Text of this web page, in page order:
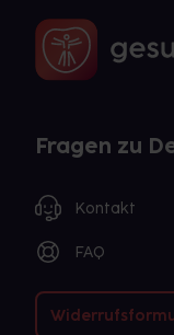
Fragen zu
Kontakt
FAQ